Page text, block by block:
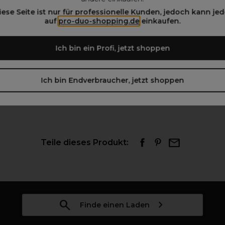
Seite ist nur für professionelle Kunden, jedoch kann
auf pro-duo-shopping.deeinkaufen.
Ich bin ein Profi, jetzt shoppen
Ich bin Endverbraucher, jetzt shoppen
ohne MwSt. 11,95€ ohne MwSt.
Teile dieses Produkt:
Finde einen Laden